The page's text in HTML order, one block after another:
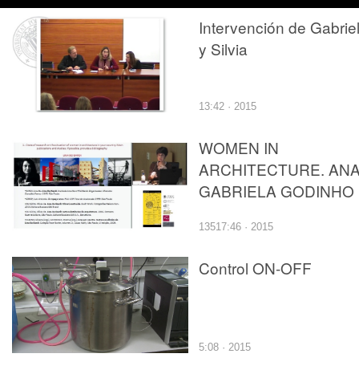
Intervención de
y Silvia
13:42 · 2015
WOMEN IN
ARCHITECTURE.
GABRIELA GODINHO
13517:46 · 2015
Control ON-OFF
5:08 · 2015